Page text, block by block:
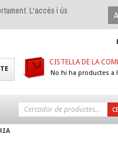
L'accés i ús
CISTELLA DE LA
No hi ha productes a